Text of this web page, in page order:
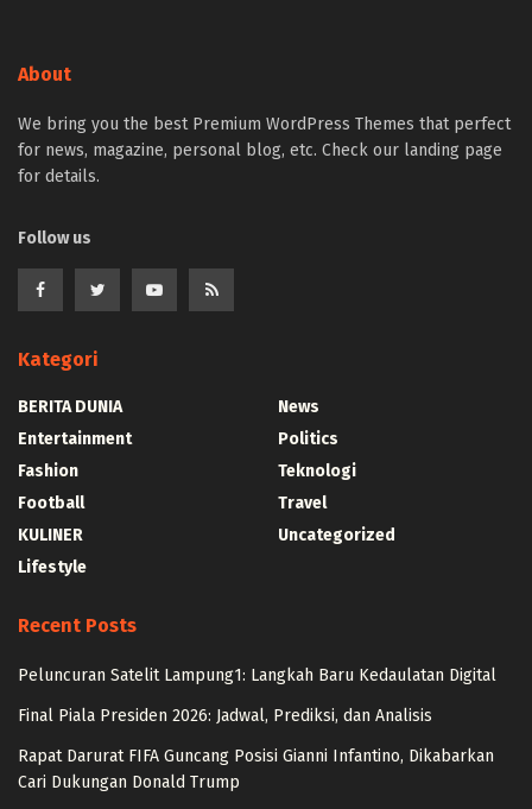
About
We bring you the best Premium WordPress Themes that perfect
for news, magazine, personal blog, etc. Check our landing page
for details.
Follow us
Kategori
BERITA DUNIA
Entertainment
Fashion
Football
KULINER
Lifestyle
News
Politics
Teknologi
Travel
Uncategorized
Recent Posts
Peluncuran Satelit Lampung1: Langkah Baru Kedaulatan Digital
Final Piala Presiden 2026: Jadwal, Prediksi, dan Analisis
Rapat Darurat FIFA Guncang Posisi Gianni Infantino, Dikabarkan
Cari Dukungan Donald Trump